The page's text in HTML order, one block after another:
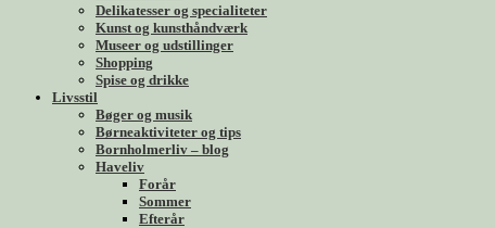
Delikatesser og specialiteter
Kunst og kunsthåndværk
Museer og udstillinger
Shopping
Spise og drikke
Livsstil
Bøger og musik
Børneaktiviteter og tips
Bornholmerliv – blog
Haveliv
Forår
Sommer
Efterår